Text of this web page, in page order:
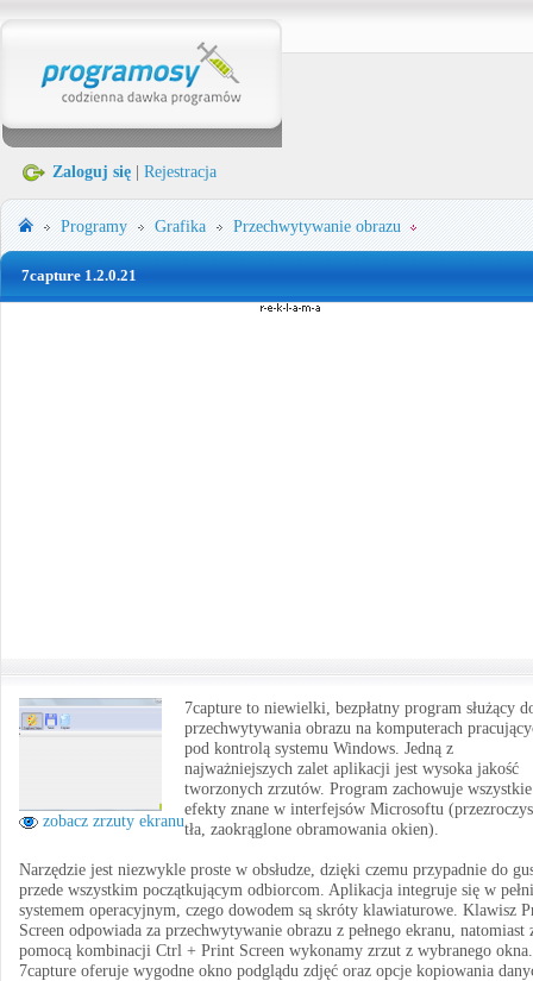
Zaloguj się Rejestracja
Programy Grafika Przechwytywanie obrazu
7capture 1.2.0.21
zobacz zrzuty ekranu
7capture to niewielki, bezpłatny program służący
przechwytywania obrazu na komputerach
pod kontrolą systemu Windows. Jedną z
najważniejszych zalet aplikacji jest wysoka jakość
tworzonych zrzutów. Program zachowuje wszystkie
efekty znane w interfejsów Microsoftu
tła, zaokrąglone obramowania okien).
Narzędzie jest niezwykle proste w obsłudze, dzięki czemu przypadnie do
przede wszystkim początkującym odbiorcom. Aplikacja integruje się w
systemem operacyjnym, czego dowodem są skróty klawiaturowe. Klawisz
Screen odpowiada za przechwytywanie obrazu z pełnego ekranu, natomiast
pomocą kombinacji Ctrl + Print Screen wykonamy zrzut z wybranego okna.
7capture oferuje wygodne okno podglądu zdjęć oraz opcje kopiowania